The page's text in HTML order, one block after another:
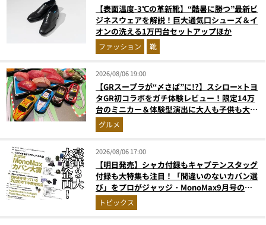
【表面温度-3℃の革新靴】“酷暑に勝つ”最新ビ
ジネスウェアを解説！巨大通気口シューズ＆イ
オンの洗える1万円台セットアップほか
ファッション 靴
2026/08/06 19:00
【GRスープラが“〆さば”に!?】スシロー×トヨ
タGR初コラボをガチ体験レビュー！限定14万
台のミニカー＆体験型演出に大人も子供も大興
奮間違いなし
グルメ
2026/08/06 17:00
【明日発売】シャカ付録もキャプテンスタッグ
付録も大特集も注目！「間違いのないカバン選
び」をプロがジャッジ・MonoMax9月号の目
次を公開
トピックス